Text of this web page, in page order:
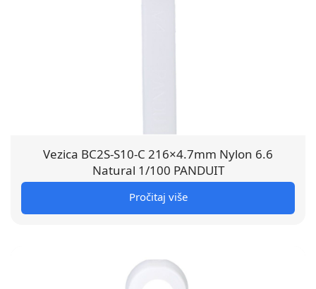
Vezica BC2S-S10-C 216×4.7mm Nylon 6.6
Natural 1/100 PANDUIT
Pročitaj više